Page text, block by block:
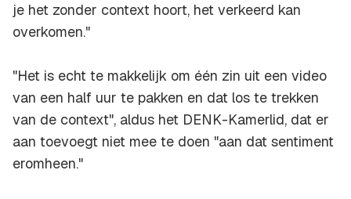
je het zonder context hoort, het verkeerd kan
overkomen."
"Het is echt te makkelijk om één zin uit een video
van een half uur te pakken en dat los te trekken
van de context", aldus het DENK-Kamerlid, dat er
aan toevoegt niet mee te doen "aan dat sentiment
eromheen."